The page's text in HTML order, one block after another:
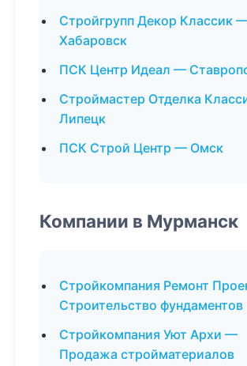
Стройгрупп Декор Классик
Хабаровск
ПСК Центр Идеал —
Строймастер Отделка
Липецк
ПСК Строй Центр — Омск
Компании в Мурманск
Стройкомпания Ремонт
Строительство фундаментов
Стройкомпания Уют Архи —
Продажа стройматериалов